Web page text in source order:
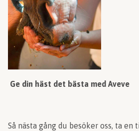
Ge din häst det bästa med Aveve
Så nästa gång du besöker oss, ta en